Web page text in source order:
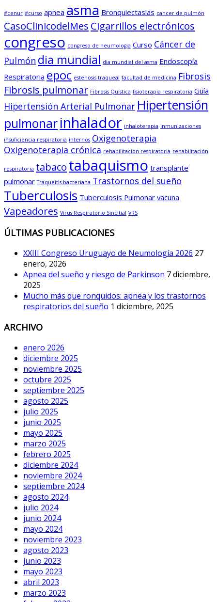
#cenur #curso apnea asma Bronquiectasias cancer de pulmón
CasoClinicodelMes Cigarrillos electrónicos
congreso congreso de neumologia Curso Cáncer de
Pulmón dia mundial dia mundial del asma Endoscopía
Respiratoria epoc estenosis traqueal facultad de medicina Fibrosis
Fibrosis pulmonar Fibrosis Quística fisioterapia respiratoria Guía
Hipertensión Arterial Pulmonar Hipertensión
pulmonarinhalador inhaloterapia inmunizaciones
insuficiencia respiratoria internos Oxigenoterapia
Oxigenoterapia crónica rehabilitacion respiratoria rehabilitación
respiratoria tabaco tabaquismo transplante
pulmonar Traqueitis bacteriana Trastornos del sueño
Tuberculosis Tuberculosis Pulmonar vacuna
Vapeadores Virus Respiratorio Sincitial VRS
ÚLTIMAS PUBLICACIONES
XXIII Congreso Uruguayo de Neumología 2026 27
enero, 2026
Apnea del sueño y riesgo de Parkinson 7 diciembre,
2025
Mucho más que ronquidos: apnea y los trastornos
respiratorios del sueño 1 diciembre, 2025
ARCHIVO
enero 2026
diciembre 2025
noviembre 2025
octubre 2025
septiembre 2025
agosto 2025
julio 2025
junio 2025
mayo 2025
marzo 2025
febrero 2025
diciembre 2024
noviembre 2024
septiembre 2024
agosto 2024
julio 2024
junio 2024
mayo 2024
noviembre 2023
agosto 2023
junio 2023
mayo 2023
abril 2023
marzo 2023